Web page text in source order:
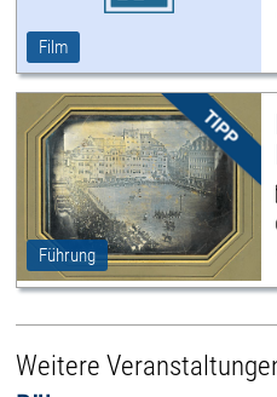
Film
Führung
Weitere